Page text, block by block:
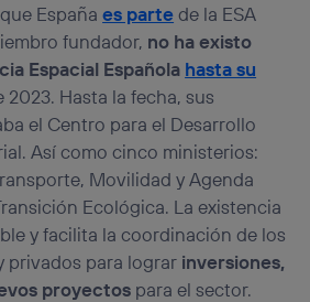
Españaes partede la ESA
fundador, no ha existo
Espacial Española hasta su
2023. Hasta la fecha, sus
el Centro para el Desarrollo
Así como cinco ministerios:
Movilidad y Agenda
Ecológica. La existencia
y facilita la coordinación de los
privados para lograr inversiones,
proyectos para el sector.